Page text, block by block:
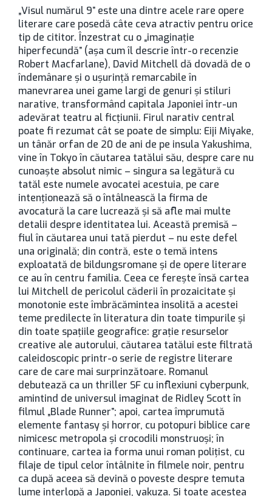
„Visul numărul 9” este una dintre acele rare opere
literare care posedă câte ceva atractiv pentru orice
tip de cititor. Înzestrat cu o „imaginație
hiperfecundă” (așa cum îl descrie într-o recenzie
Robert Macfarlane), David Mitchell dă dovadă de o
îndemânare și o ușurință remarcabile în
manevrarea unei game largi de genuri și stiluri
narative, transformând capitala Japoniei într-un
adevărat teatru al ficțiunii. Firul narativ central
poate fi rezumat cât se poate de simplu: Eiji Miyake,
un tânăr orfan de 20 de ani de pe insula Yakushima,
vine în Tokyo în căutarea tatălui său, despre care nu
cunoaște absolut nimic – singura sa legătură cu
tatăl este numele avocatei acestuia, pe care
intenționează să o întâlnească la firma de
avocatură la care lucrează și să afle mai multe
detalii despre identitatea lui. Această premisă –
fiul în căutarea unui tată pierdut – nu este defel
una originală; din contră, este o temă intens
exploatată de bildungsromane și de opere literare
ce au în centru familia. Ceea ce ferește însă cartea
lui Mitchell de pericolul căderii în prozaicitate și
monotonie este îmbrăcămintea insolită a acestei
teme predilecte în literatura din toate timpurile și
din toate spațiile geografice: grație resurselor
creative ale autorului, căutarea tatălui este filtrată
caleidoscopic printr-o serie de registre literare
care de care mai surprinzătoare. Romanul
debutează ca un thriller SF cu inflexiuni cyberpunk,
amintind de universul imaginat de Ridley Scott în
filmul „Blade Runner”; apoi, cartea împrumută
elemente fantasy și horror, cu potopuri biblice care
nimicesc metropola și crocodili monstruoși; în
continuare, cartea ia forma unui roman polițist, cu
filaje de tipul celor întâlnite în filmele noir, pentru
ca după aceea să devină o poveste despre temuta
lume interlopă a Japoniei, yakuza. Și toate acestea